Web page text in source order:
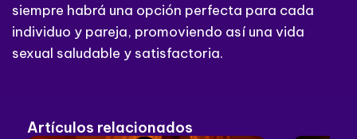
siempre habrá una opción perfecta para cada
individuo y pareja, promoviendo así una vida
sexual saludable y satisfactoria.
Artículos relacionados